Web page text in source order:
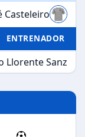
Casteleiro
ENTRENADOR
Llorente Sanz